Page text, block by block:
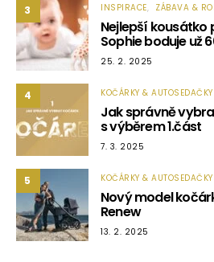
3 INSPIRACE ZÁBAVA &
Nejlepší kousátko
Sophie boduje už
25. 2. 2025
4 KOČÁRKY & AUTOSEDAČKY
Jak správně
s výběrem 1.část
7. 3. 2025
5 KOČÁRKY & AUTOSEDAČKY
Nový model
Renew
13. 2. 2025